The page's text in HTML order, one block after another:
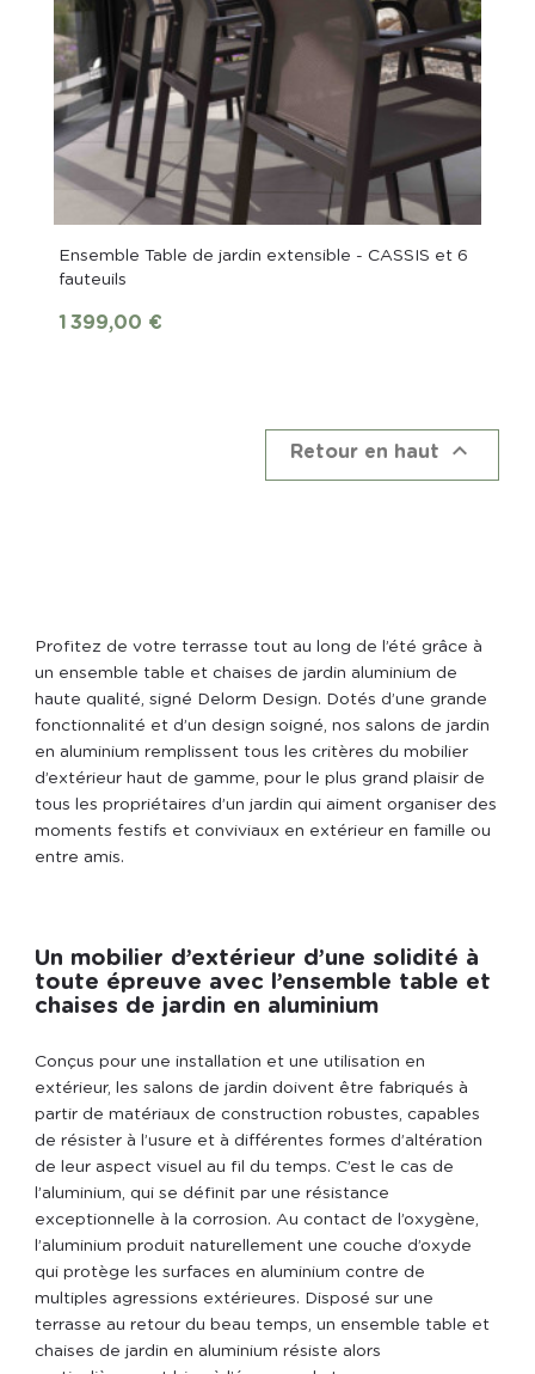
Ensemble Table de jardin extensible - CASSIS et 6
fauteuils
Prix
1 399,00 €
Retour en haut 
Profitez de votre terrasse tout au long de l’été grâce à
un ensemble table et chaises de jardin aluminium de
haute qualité, signé Delorm Design. Dotés d’une grande
fonctionnalité et d’un design soigné, nos salons de jardin
en aluminium remplissent tous les critères du mobilier
d’extérieur haut de gamme, pour le plus grand plaisir de
tous les propriétaires d’un jardin qui aiment organiser des
moments festifs et conviviaux en extérieur en famille ou
entre amis.
Un mobilier d’extérieur d’une solidité à
toute épreuve avec l’ensemble table et
chaises de jardin en aluminium
Conçus pour une installation et une utilisation en
extérieur, les salons de jardin doivent être fabriqués à
partir de matériaux de construction robustes, capables
de résister à l’usure et à différentes formes d’altération
de leur aspect visuel au fil du temps. C’est le cas de
l’aluminium, qui se définit par une résistance
exceptionnelle à la corrosion. Au contact de l’oxygène,
l’aluminium produit naturellement une couche d’oxyde
qui protège les surfaces en aluminium contre de
multiples agressions extérieures. Disposé sur une
terrasse au retour du beau temps, un ensemble table et
chaises de jardin en aluminium résiste alors